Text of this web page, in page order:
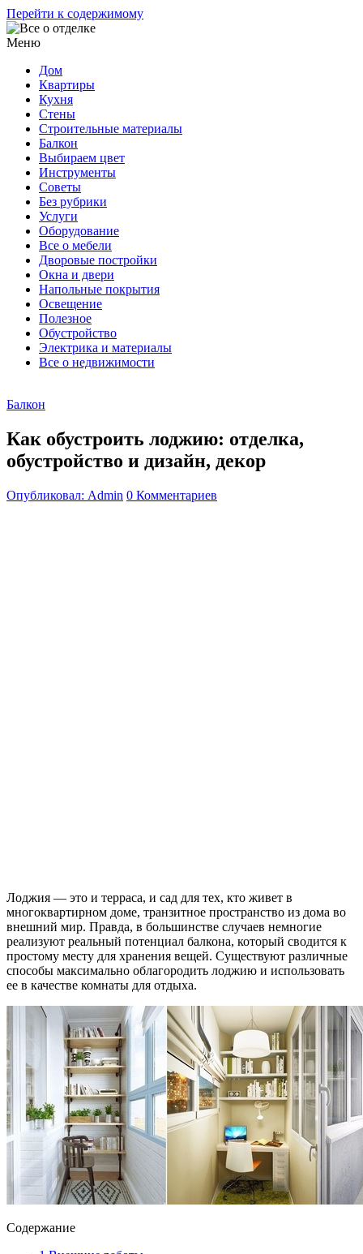
Перейти к содержимому
Меню
Дом
Квартиры
Кухня
Стены
Строительные материалы
Балкон
Выбираем цвет
Инструменты
Советы
Без рубрики
Услуги
Оборудование
Все о мебели
Дворовые постройки
Окна и двери
Напольные покрытия
Освещение
Полезное
Обустройство
Электрика и материалы
Все о недвижимости
Балкон
Как обустроить лоджию: отделка,
обустройство и дизайн, декор
Опубликовал: Admin 0 Комментариев
Лоджия — это и терраса, и сад для тех, кто живет в
многоквартирном доме, транзитное пространство из дома во
внешний мир. Правда, в большинстве случаев немногие
реализуют реальный потенциал балкона, который сводится к
простому месту для хранения вещей. Существуют различные
способы максимально облагородить лоджию и использовать
ее в качестве комнаты для отдыха.
Содержание